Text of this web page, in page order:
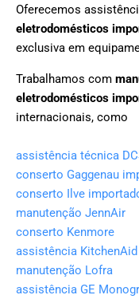
Oferecemos
eletrodomésticos
exclusiva em
Trabalhamos com
eletrodomésticos
internacionais, como
assistência técnica
conserto Gaggenau
conserto Ilve
manutenção JennAir
conserto Kenmore
assistência
manutenção Lofra
assistência GE